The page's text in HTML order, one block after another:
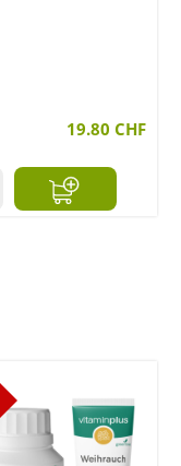
19.80 CHF